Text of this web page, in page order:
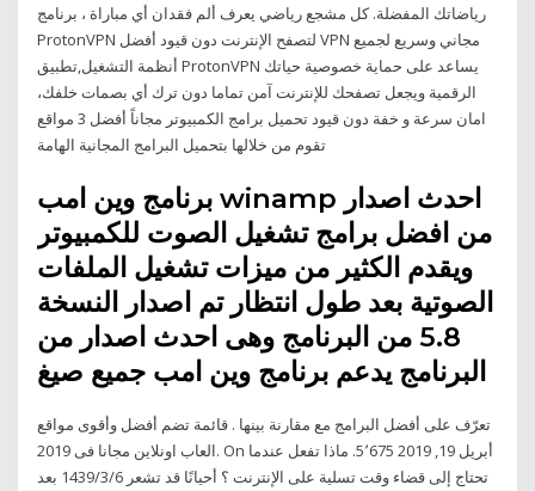
رياضاتك المفضلة. كل مشجع رياضي يعرف ألم فقدان أي مباراة ، برنامج
ProtonVPN لتصفح الإنترنت دون قيود أفضل VPN مجاني وسريع لجميع
أنظمة التشغيل,تطبيق ProtonVPN يساعد على حماية خصوصية حياتك
الرقمية ويجعل تصفحك للإنترنت آمن تماما دون ترك أي بصمات خلفك،
امان سرعة و خفة دون قيود تحميل برامج الكمبيوتر مجاناً أفضل 3 مواقع
تقوم من خلالها بتحميل البرامج المجانية الهامة
برنامج وين امب winamp احدث اصدار
من افضل برامج تشغيل الصوت للكمبيوتر
ويقدم الكثير من ميزات تشغيل الملفات
الصوتية بعد طول انتظار تم اصدار النسخة
5.8 من البرنامج وهى احدث اصدار من
البرنامج يدعم برنامج وين امب جميع صيغ
تعرّف على أفضل البرامج مع مقارنة بينها . قائمة تضم أفضل وأقوى مواقع
العاب اونلاين مجانا فى 2019. On أبريل 19, 2019 5٬675. ماذا تفعل عندما
تحتاج إلى قضاء وقت تسلية على الإنترنت ؟ أحيانًا قد تشعر 6‏‏/3‏‏/1439 بعد